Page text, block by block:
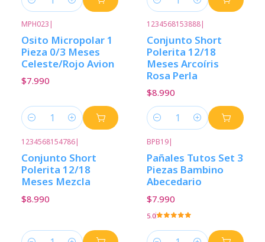
Cantidad Cantidad
MPH023 |
Osito Micropolar 1
Pieza 0/3 Meses
Celeste/Rojo Avion
$7.990
Cantidad
1234568153888|
Conjunto Short
Polerita 12/18
Meses Arcoíris
Rosa Perla
$8.990
Cantidad
1234568154786|
Conjunto Short
Polerita 12/18
Meses Mezcla
$8.990
BPB19|
Pañales Tutos Set 3
Piezas Bambino
Abecedario
$7.990
5.0